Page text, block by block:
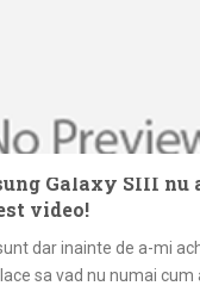
Galaxy SIII nu
video!
dar inainte de a-mi
sa vad nu numai cum